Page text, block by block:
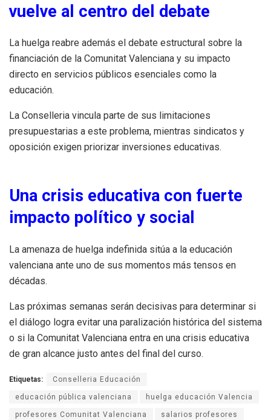
vuelve al centro del debate
La huelga reabre además el debate estructural sobre la
financiación de la Comunitat Valenciana y su impacto
directo en servicios públicos esenciales como la
educación.
La Conselleria vincula parte de sus limitaciones
presupuestarias a este problema, mientras sindicatos y
oposición exigen priorizar inversiones educativas.
Una crisis educativa con fuerte
impacto político y social
La amenaza de huelga indefinida sitúa a la educación
valenciana ante uno de sus momentos más tensos en
décadas.
Las próximas semanas serán decisivas para determinar si
el diálogo logra evitar una paralización histórica del sistema
o si la Comunitat Valenciana entra en una crisis educativa
de gran alcance justo antes del final del curso.
Etiquetas: Conselleria Educación
educación pública valenciana huelga educación Valencia
profesores Comunitat Valenciana salarios profesores